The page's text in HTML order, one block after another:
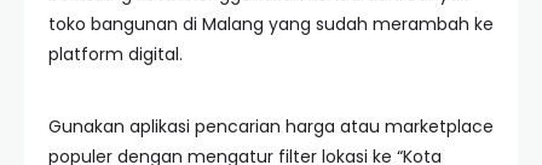
toko bangunan di Malang yang sudah merambah ke
platform digital.
Gunakan aplikasi pencarian harga atau marketplace
populer dengan mengatur filter lokasi ke “Kota